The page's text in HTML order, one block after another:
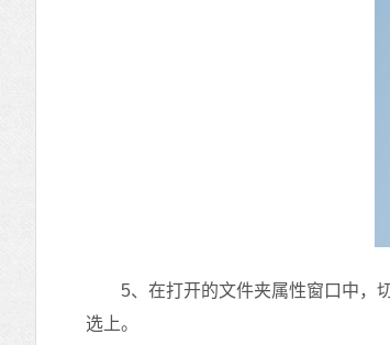
5、在打开的文件夹属性窗口中，切
选上。